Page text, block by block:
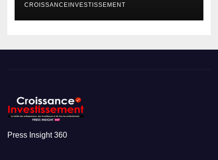
CROISSANCEINVESTISSEMENT
Press Insight 360